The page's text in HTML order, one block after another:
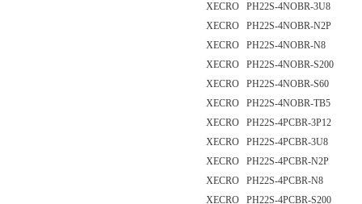
XECRO PH22S-4NOBR-3U8
XECRO PH22S-4NOBR-N2P
XECRO PH22S-4NOBR-N8
XECRO PH22S-4NOBR-S200
XECRO PH22S-4NOBR-S60
XECRO PH22S-4NOBR-TB5
XECRO PH22S-4PCBR-3P12
XECRO PH22S-4PCBR-3U8
XECRO PH22S-4PCBR-N2P
XECRO PH22S-4PCBR-N8
XECRO PH22S-4PCBR-S200